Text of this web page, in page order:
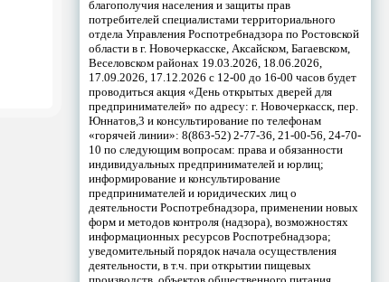
благополучия населения и защиты прав
потребителей специалистами территориального
отдела Управления Роспотребнадзора по Ростовской
области в г. Новочеркасске, Аксайском, Багаевском,
Веселовском районах 19.03.2026, 18.06.2026,
17.09.2026, 17.12.2026 с 12-00 до 16-00 часов будет
проводиться акция «День открытых дверей для
предпринимателей» по адресу: г. Новочеркасск, пер.
Юннатов,3 и консультирование по телефонам
«горячей линии»: 8(863-52) 2-77-36, 21-00-56, 24-70-
10 по следующим вопросам: права и обязанности
индивидуальных предпринимателей и юрлиц;
информирование и консультирование
предпринимателей и юридических лиц о
деятельности Роспотребнадзора, применении новых
форм и методов контроля (надзора), возможностях
информационных ресурсов Роспотребнадзора;
уведомительный порядок начала осуществления
деятельности, в т.ч. при открытии пищевых